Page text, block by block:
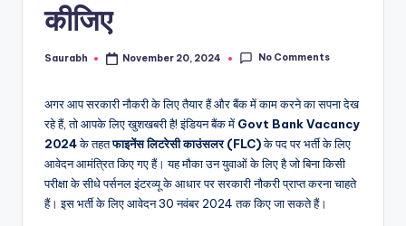
कीजिए
Posted
Saurabh November 20, 2024 No Comments
अगर आप सरकारी नौकरी के लिए तैयार हैं और बैंक में काम करने का सपना देख
रहे हैं, तो आपके लिए खुशखबरी है! इंडियन बैंक में Govt Bank Vacancy
2024के तहतफाइनेंस लिटरेसी काउंसलर (FLC)के पद पर भर्ती के लिए
आवेदन आमंत्रित किए गए हैं। यह मौका उन युवाओं के लिए है जो बिना किसी
परीक्षा के सीधे पर्सनल इंटरव्यू के आधार पर सरकारी नौकरी प्राप्त करना चाहते
हैं। इस भर्ती के लिए आवेदन 30 नवंबर 2024 तक किए जा सकते हैं।